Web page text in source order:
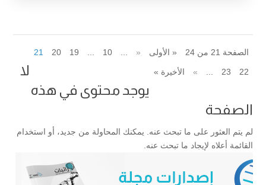
الصفحة 21 من 24 « الأولى «
10
19
20
21
22
23
» الأخيرة »
لا
يوجد محتوى في هذه
الصفحة
لم يتم العثور على ما تبحث عنه. يمكنك المحاولة من جديد، أو استخدام
القائمة أعلاه لإيجاد ما تبحث عنه.